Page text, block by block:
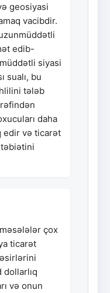
geosiyasi
vacibdir.
edib-
siyasi
sualı, bu
tələb
daha
edir və ticarət
məsələlər çox
ticarət
və onun